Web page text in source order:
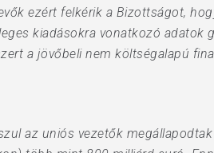
ezért felkérik a Bizottságot,
kiadásokra vonatkozó
a jövőbeli nem költségalapú
az uniós vezetők